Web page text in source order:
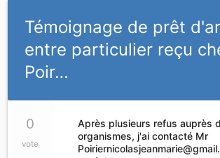
Témoignage de prêt
entre particulier reçu
Poir…
0
vote
Après plusieurs refus auprès
organismes, j'ai contacté Mr